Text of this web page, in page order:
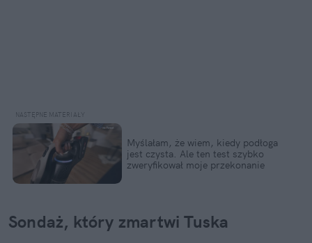
Myślałam, że wiem, kiedy podłoga
jest czysta. Ale ten test szybko
zweryfikował moje przekonanie
Sondaż, który zmartwi Tuska